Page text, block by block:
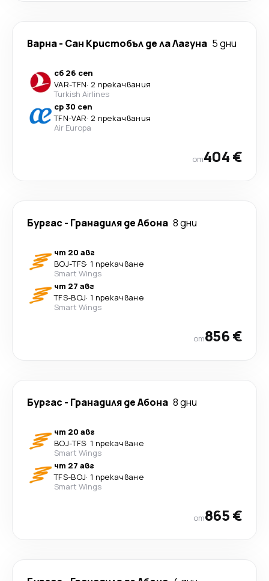
Варна- Сан Кристобъл де ла Лагуна 5 дни
сб 26 сеп
VAR-TFN· 2 прекачвания
Turkish Airlines
ср 30 сеп
TFN-VAR· 2 прекачвания
Air Europa
от404 €
Бургас - Гранадиля де Абона 8 дни
чт 20 авг
BOJ-TFS· 1 прекачване
Smart Wings
чт 27 авг
TFS-BOJ· 1 прекачване
Smart Wings
от856 €
Бургас - Гранадиля де Абона 8 дни
чт 20 авг
BOJ-TFS· 1 прекачване
Smart Wings
чт 27 авг
TFS-BOJ· 1 прекачване
Smart Wings
от865 €